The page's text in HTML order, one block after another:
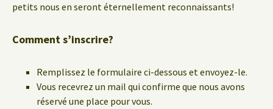
petits nous en seront éternellement reconnaissants!
Comment s’inscrire?
Remplissez le formulaire ci-dessous et envoyez-le.
Vous recevrez un mail qui confirme que nous avons
réservé une place pour vous.